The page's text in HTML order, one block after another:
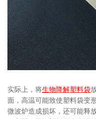
实际上，将生物降解塑料袋
面，高温可能致使塑料袋变
微波炉造成损坏，还可能释